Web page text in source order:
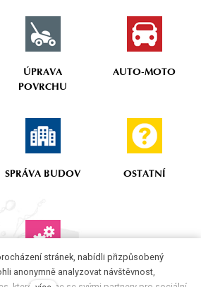
ÚPRAVA
POVRCHU
AUTO-MOTO
SPRÁVA BUDOV OSTATNÍ
PŘÍSLUŠENSTVÍ
stránek, nabídli přizpůsobený
anonymně analyzovat návštěvnost,